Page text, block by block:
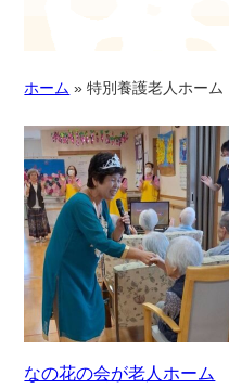
ホーム » 特別養護老人ホーム
なの花の会が老人ホーム